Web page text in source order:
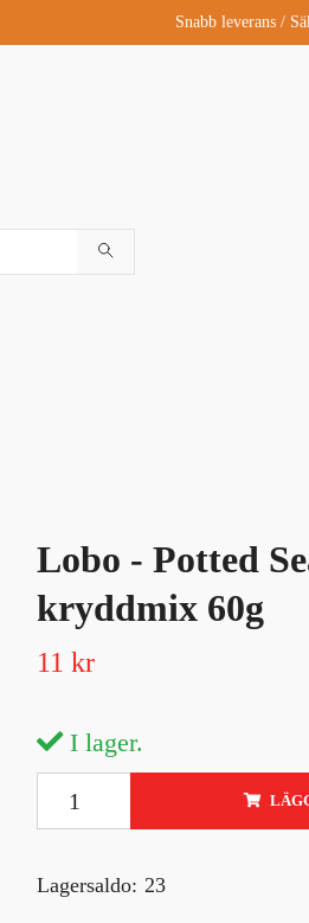
Snabb leverans /
Lobo - Potted
kryddmix 60g
11 kr
I lager.
Lagersaldo: 23